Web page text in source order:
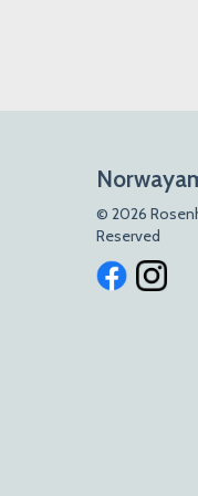
© 2026
Reserved